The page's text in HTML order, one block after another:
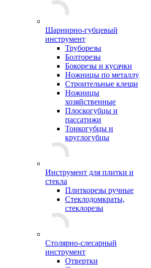
Шарнирно-губцевый
инструмент
Труборезы
Болторезы
Бокорезы и кусачки
Ножницы по металлу
Строительные клещи
Ножницы
хозяйственные
Плоскогубцы и
пассатижи
Тонкогубцы и
круглогубцы
Инструмент для плитки и
стекла
Плиткорезы ручные
Стеклодомкраты,
стеклорезы
Столярно-слесарный
инструмент
Отвертки